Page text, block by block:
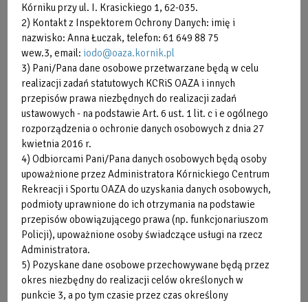
SPRAWDŹ
TERAZ
Kórniku przy ul. I. Krasickiego 1, 62-035.
2) Kontakt z Inspektorem Ochrony Danych: imię i
nazwisko: Anna Łuczak, telefon: 61 649 88 75
wew.3, email: iodo@oaza.kornik.pl
3) Pani/Pana dane osobowe przetwarzane będą w celu
realizacji zadań statutowych KCRiS OAZA i innych
przepisów prawa niezbędnych do realizacji zadań
ustawowych - na podstawie Art. 6 ust. 1 lit. c i e ogólnego
rozporządzenia o ochronie danych osobowych z dnia 27
kwietnia 2016 r.
4) Odbiorcami Pani/Pana danych osobowych będą osoby
upoważnione przez Administratora Kórnickiego Centrum
Rekreacji i Sportu OAZA do uzyskania danych osobowych,
podmioty uprawnione do ich otrzymania na podstawie
przepisów obowiązującego prawa (np. funkcjonariuszom
Policji), upoważnione osoby świadczące usługi na rzecz
Administratora.
5) Pozyskane dane osobowe przechowywane będą przez
okres niezbędny do realizacji celów określonych w
punkcie 3, a po tym czasie przez czas określony